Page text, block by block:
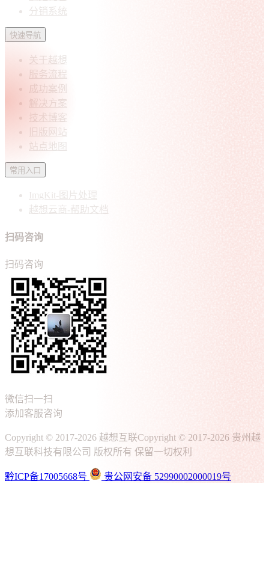
分销系统
快速导航
关于越想
服务流程
成功案例
解决方案
技术博客
旧版网站
站点地图
常用入口
ImgKit-图片处理
越想云商-帮助文档
扫码咨询
扫码咨询
微信扫一扫
添加客服咨询
Copyright © 2017-2026 越想互联Copyright © 2017-2026 贵州越
想互联科技有限公司 版权所有 保留一切权利
黔ICP备17005668号 贵公网安备 52990002000019号